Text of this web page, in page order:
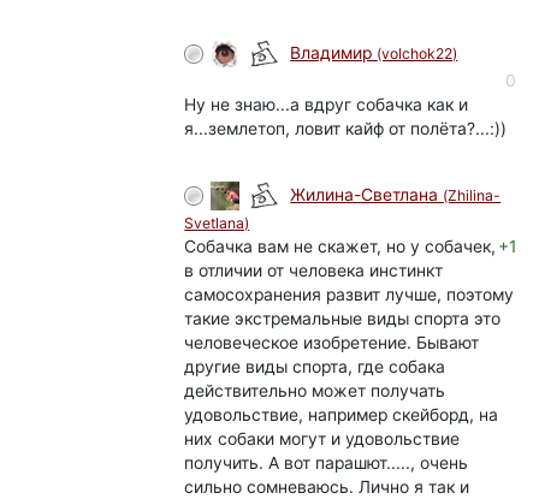
Владимир (volchok22)
0
Ну не знаю...а вдруг собачка как и
я...землетоп, ловит кайф от полёта?...:))
Жилина-Светлана (Zhilina-
Svetlana)
+1
Собачка вам не скажет, но у собачек,
в отличии от человека инстинкт
самосохранения развит лучше, поэтому
такие экстремальные виды спорта это
человеческое изобретение. Бывают
другие виды спорта, где собака
действительно может получать
удовольствие, например скейборд, на
них собаки могут и удовольствие
получить. А вот парашют....., очень
сильно сомневаюсь. Лично я так и